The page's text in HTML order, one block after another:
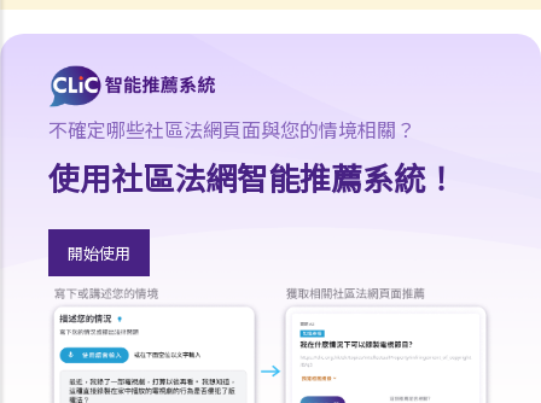
不確定哪些社區法網頁面與您的情境相關？
使用社區法網智能推薦系統！
開始使用